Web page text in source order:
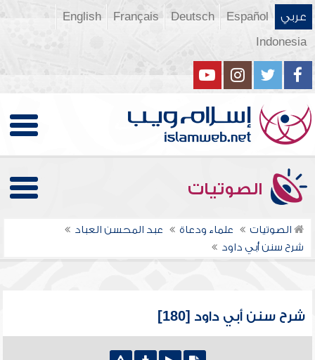
عربي Español
Deutsch
Français
English
Indonesia
الصوتيات
الصوتيات علماء ودعاة
عبد المحسن العباد
شرح سنن أبي داود
شرح سنن أبي داود [180]